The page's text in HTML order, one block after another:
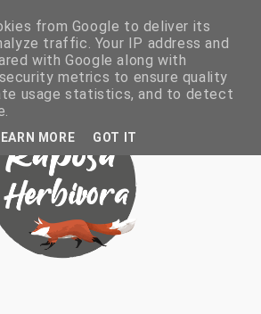
from Google to deliver its
traffic. Your IP address and
with Google along with
metrics to ensure quality
usage statistics, and to detect
MORE GOT IT